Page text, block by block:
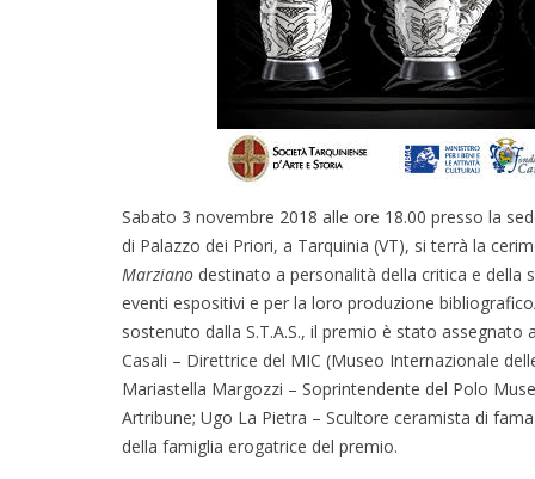
Sabato 3 novembre 2018 alle ore 18.00 presso la
di Palazzo dei Priori, a Tarquinia (VT), si terrà la
Marziano destinato a personalità della critica e della
eventi espositivi e per la loro produzione
sostenuto dalla S.T.A.S., il premio è stato
Casali – Direttrice del MIC (Museo Internazionale
Mariastella Margozzi – Soprintendente del Polo
Artribune; Ugo La Pietra – Scultore ceramista di
della famiglia erogatrice del premio.